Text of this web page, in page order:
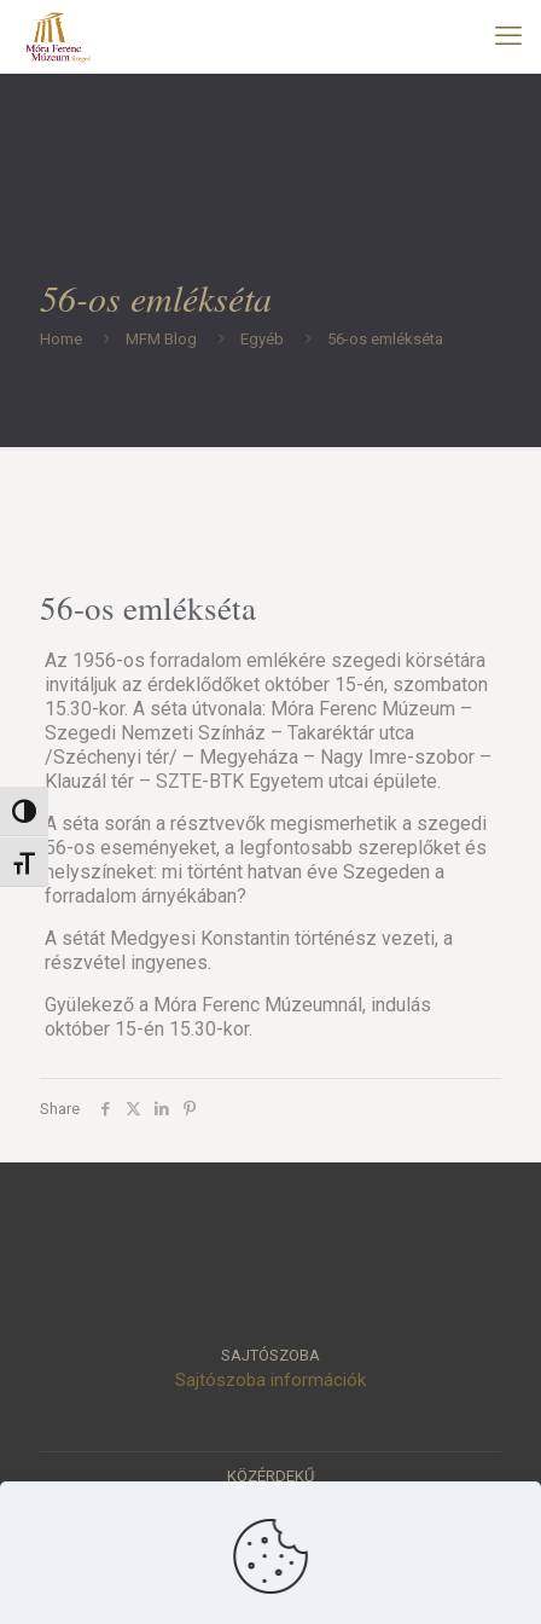
Nagy kontraszt váltása
Betűméret váltása
56-os emlékséta
Home MFM Blog Egyéb 56-os emlékséta
56-os emlékséta
Az 1956-os forradalom emlékére szegedi körsétára
invitáljuk az érdeklődőket október 15-én, szombaton
15.30-kor. A séta útvonala: Móra Ferenc Múzeum –
Szegedi Nemzeti Színház – Takaréktár utca
/Széchenyi tér/ – Megyeháza – Nagy Imre-szobor –
Klauzál tér – SZTE-BTK Egyetem utcai épülete.
A séta során a résztvevők megismerhetik a szegedi
56-os eseményeket, a legfontosabb szereplőket és
helyszíneket: mi történt hatvan éve Szegeden a
forradalom árnyékában?
A sétát Medgyesi Konstantin történész vezeti, a
részvétel ingyenes.
Gyülekező a Móra Ferenc Múzeumnál, indulás
október 15-én 15.30-kor.
Share
SAJTÓSZOBA
Sajtószoba információk
KÖZÉRDEKŰ
Értéktár
Pályázatok